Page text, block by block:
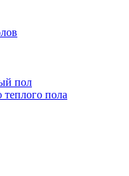
пол
теплого пола